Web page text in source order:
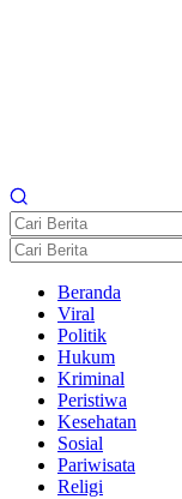
Beranda
Viral
Politik
Hukum
Kriminal
Peristiwa
Kesehatan
Sosial
Pariwisata
Religi